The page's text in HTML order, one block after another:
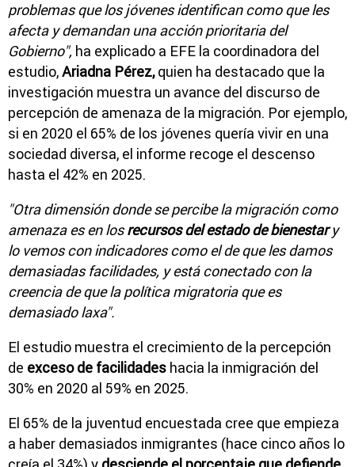
problemas que los jóvenes identifican como que les
afecta y demandan una acción prioritaria del
Gobierno", ha explicado a EFE la coordinadora del
estudio,Ariadna Pérez,quien ha destacado que la
investigación muestra un avance del discurso de
percepción de amenaza de la migración. Por ejemplo,
si en 2020 el 65% de los jóvenes quería vivir en una
sociedad diversa, el informe recoge el descenso
hasta el 42% en 2025.
"Otra dimensión donde se percibe la migración como
amenaza es en losrecursos del estado de bienestary
lo vemos con indicadores como el de que les damos
demasiadas facilidades, y está conectado con la
creencia de que la política migratoria que es
demasiado laxa".
El estudio muestra el crecimiento de la percepción
de exceso de facilidades hacia la inmigración del
30% en 2020 al 59% en 2025.
El 65% de la juventud encuestada cree que empieza
a haber demasiados inmigrantes (hace cinco años lo